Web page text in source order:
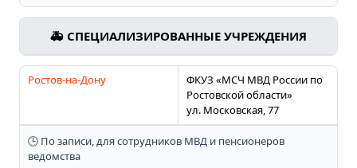
🚑 СПЕЦИАЛИЗИРОВАННЫЕ УЧРЕЖДЕНИЯ
Ростов-на-Дону
ФКУЗ «МСЧ МВД России по
Ростовской области»
ул. Московская, 77
🕒 По записи, для сотрудников МВД и пенсионеров
ведомства